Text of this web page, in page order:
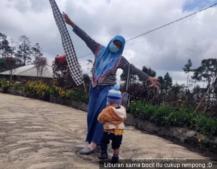
Liburan sama bocil itu cukup rempong :D